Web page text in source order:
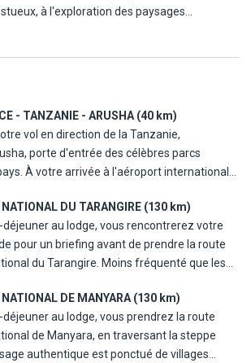
à l'exploration des paysages
votre aventure vous mène au cœur du
préservé, puis laissez-vous bercer par les
du Serengeti, où les migrations
des tableaux vivants sous le ciel infini.
vous accueilleront pour une pause
par le murmure de la savane. Un voyage
brute de la nature et la majesté des
pour créer des souvenirs impérissables.
- TANZANIE - ARUSHA (40 km)
vol en direction de la Tanzanie,
porte d'entrée des célèbres parcs
À votre arrivée à l'aéroport international
local qui vous assistera pour les
et le transfert. Vous rejoindrez ensuite
à environ 40 kilomètres, en périphérie
animée et charmante, souvent
avec l'Afrique de l'Est pour vous reposer et
de l'atmosphère unique de la région. Le dîner
l'opportunité de découvrir par vous-
locales dans l'un des restaurants aux
NATIONAL DU TARANGIRE (130 km)
au lodge, vous rencontrerez votre
pour un briefing avant de prendre la route
du Tarangire. Moins fréquenté que les
composée de neuf types de
des emblématiques baobabs aux acacias
de la rivière Tarangire, la vie sauvage est
abondante : éléphants, girafes, zèbres et
NATIONAL DE MANYARA (130 km)
au lodge, vous prendrez la route
de Manyara, en traversant la steppe
authentique est ponctué de villages